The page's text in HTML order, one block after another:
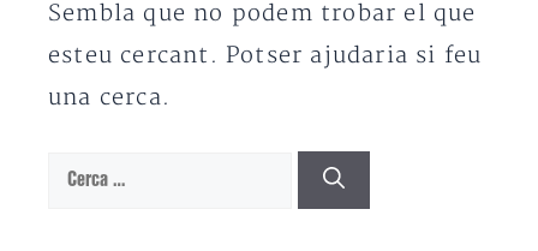
Sembla que no podem trobar el que
esteu cercant. Potser ajudaria si feu
una cerca.
Cerca: